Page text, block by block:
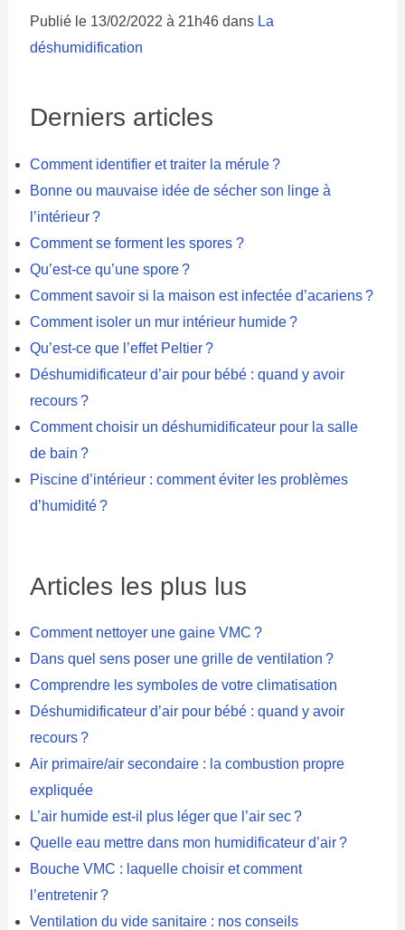
Publié le 13/02/2022 à 21h46 dans La
déshumidification
Derniers articles
Comment identifier et traiter la mérule ?
Bonne ou mauvaise idée de sécher son linge à
l’intérieur ?
Comment se forment les spores ?
Qu’est-ce qu’une spore ?
Comment savoir si la maison est infectée d’acariens ?
Comment isoler un mur intérieur humide ?
Qu’est-ce que l’effet Peltier ?
Déshumidificateur d’air pour bébé : quand y avoir
recours ?
Comment choisir un déshumidificateur pour la salle
de bain ?
Piscine d’intérieur : comment éviter les problèmes
d’humidité ?
Articles les plus lus
Comment nettoyer une gaine VMC ?
Dans quel sens poser une grille de ventilation ?
Comprendre les symboles de votre climatisation
Déshumidificateur d’air pour bébé : quand y avoir
recours ?
Air primaire/air secondaire : la combustion propre
expliquée
L’air humide est-il plus léger que l’air sec ?
Quelle eau mettre dans mon humidificateur d’air ?
Bouche VMC : laquelle choisir et comment
l’entretenir ?
Ventilation du vide sanitaire : nos conseils